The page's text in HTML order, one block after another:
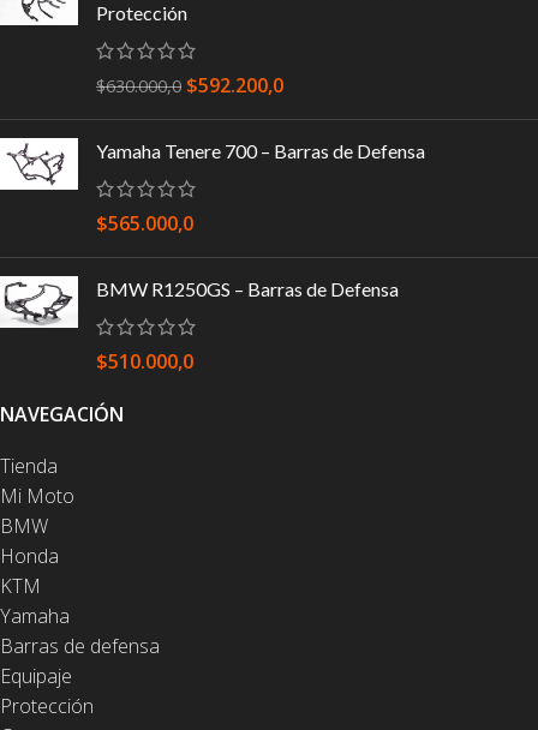
Protección
$630.000,0 $592.200,0
Yamaha Tenere 700 – Barras de Defensa
$565.000,0
BMW R1250GS – Barras de Defensa
$510.000,0
NAVEGACIÓN
Tienda
Mi Moto
BMW
Honda
KTM
Yamaha
Barras de defensa
Equipaje
Protección